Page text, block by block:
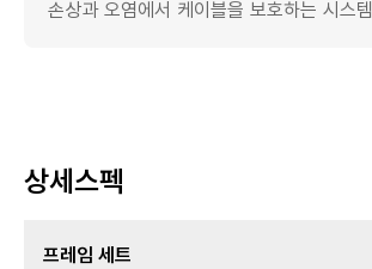
손상과 오염에서 케이블을 보호하는 시스템
상세스펙
프레임 세트